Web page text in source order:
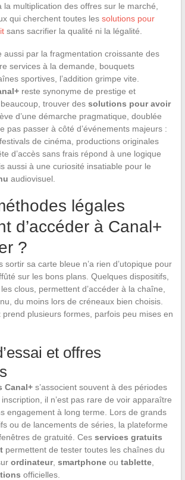
la multiplication des offres sur le marché,
qui cherchent toutes les solutions pour
sans sacrifier la qualité ni la légalité.
aussi par la fragmentation croissante des
services à la demande, bouquets
sportives, l’addition grimpe vite.
reste synonyme de prestige et
trouver des solutions pour avoir
d’une démarche pragmatique, doublée
pas passer à côté d’événements majeurs :
de cinéma, productions originales
d’accès sans frais répond à une logique
aussi à une curiosité insatiable pour le
audiovisuel.
légales
d’accéder à Canal+
?
sortir sa carte bleue n’a rien d’utopique pour
sur les bons plans. Quelques dispositifs,
clous, permettent d’accéder à la chaîne,
du moins lors de créneaux bien choisis.
prend plusieurs formes, parfois peu mises en
et offres
Canal+s’associent souvent à des périodes
inscription, il n’est pas rare de voir apparaître
engagement à long terme. Lors de grands
ou de lancements de séries, la plateforme
de gratuité. Ces services gratuits
permettent de tester toutes les chaînes du
ordinateur, smartphoneou tablette,
officielles.